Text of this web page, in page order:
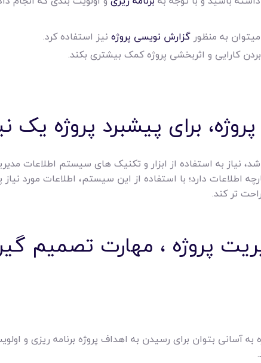
به منظور گزارش نویسی پروژه نیز استفاده کرد.
کارایی و اثربخشی پروژه کمک بیشتری بکند.
برای پیشبرد پروژه
نیاز به استفاده از ابزار و تکنیک های سیستم اطلاعات
اطلاعات دارد؛ با استفاده از این سیستم، اطلاعات مورد
تر کند.
پروژه ، مهارت تصمیم
آسانی بتوان برای رسیدن به اهداف پروژه برنامه ریزی و